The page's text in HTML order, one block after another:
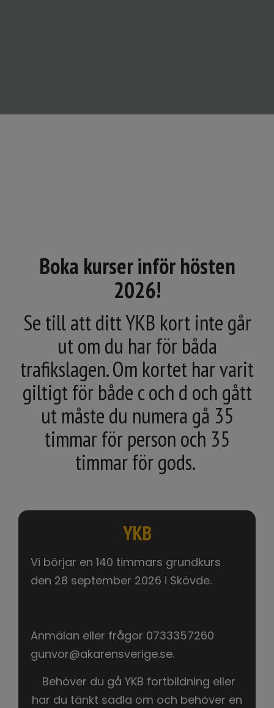
Boka kurser inför hösten
2026!
Se till att ditt YKB kort inte går
ut om du har för båda
trafikslagen. Om kortet har varit
giltigt för både c och d och gått
ut måste du numera gå 35
timmar för person och 35
timmar för gods.
YKB
Vi börjar en 140 timmars grundkurs
den 28 september 2026 i Skövde.
Anmälan eller frågor 0733357260
gunvor@akarensverige.se.
Behöver du gå YKB fortbildning eller
har du tänkt sadla om och behöver en